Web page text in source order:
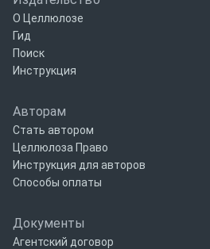
О Целлюлозе
Гид
Поиск
Инструкция
Авторам
Стать автором
Целлюлоза Право
Инструкция для авторов
Способы оплаты
Документы
Агентский договор